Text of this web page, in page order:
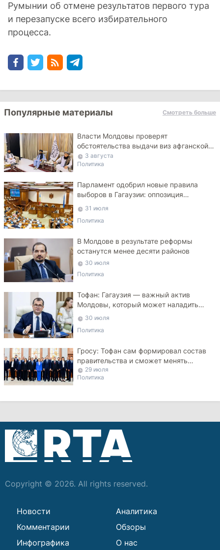
Румынии об отмене результатов первого тура
и перезапуске всего избирательного
процесса.
Популярные материалы Смотреть больше
Власти Молдовы проверят
обстоятельства выдачи виз афганской
делегации
3 августа
Политика
Парламент одобрил новые правила
выборов в Гагаузии: оппозиция
критикует законопроект
31 июля
Политика
В Молдове в результате реформы
останутся менее десяти районов
30 июля
Политика
Тофан: Гагаузия — важный актив
Молдовы, который может наладить
мосты с Турцией
30 июля
Политика
Гросу: Тофан сам формировал состав
правительства и сможет менять
министров
29 июля
Политика
Copyright © 2026. All rights reserved.
Новости
Аналитика
Комментарии
Обзоры
Инфографика
О нас